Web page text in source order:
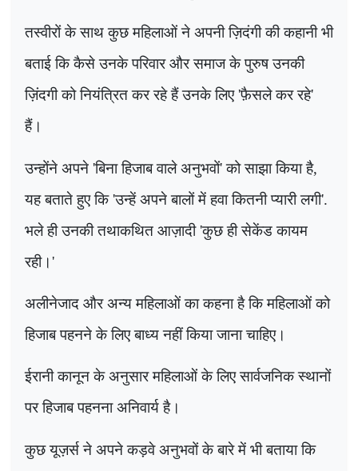
तस्वीरों के साथ कुछ महिलाओं ने अपनी ज़िदंगी की कहानी भी
बताई कि कैसे उनके परिवार और समाज के पुरुष उनकी
ज़िंदगी को नियंत्रित कर रहे हैं उनके लिए'फ़ैसले कर रहे'
हैं।
उन्होंने अपने 'बिना हिजाब वाले अनुभवों'को साझा किया है,
यह बताते हुए कि'उन्हें अपने बालों में हवा कितनी प्यारी लगी'.
भले ही उनकी तथाकथित आज़ादी'कुछ ही सेकेंड कायम
रही।'
अलीनेजाद और अन्य महिलाओं का कहना है कि महिलाओं को
हिजाब पहनने के लिए बाध्य नहीं किया जाना चाहिए।
ईरानी कानून के अनुसार महिलाओं के लिए सार्वजनिक स्थानों
पर हिजाब पहनना अनिवार्य है।
कुछ यूज़र्स ने अपने कड़वे अनुभवों के बारे में भी बताया कि